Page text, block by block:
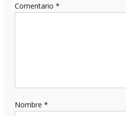
Comentario *
Nombre *